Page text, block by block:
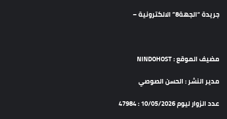
جريدة “الجهة8” الالكترونية –
مضيف الموقع : NINDOHOST
مدير النشر : الحسن الصوصي
عدد الزوار ليوم 10/05/2026 : 47984